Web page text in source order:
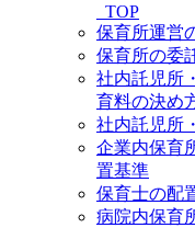
_TOP
保育所運営
保育所の委
社内託児所
育料の決め
社内託児所
企業内保育
置基準
保育士の配
病院内保育